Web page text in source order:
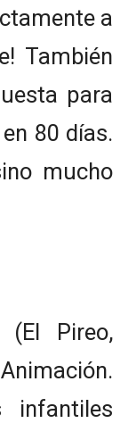
a
También
para
80 días.
mucho
(El Pireo,